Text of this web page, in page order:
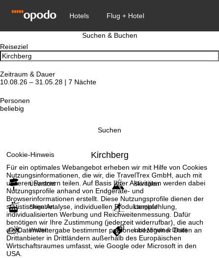
Cookie-Hinweis
Für ein optimales Webangebot erheben wir mit Hilfe von Cookies
Nutzungsinformationen, die wir, die TravelTrex GmbH, auch mit
unseren Partnern teilen. Auf Basis Ihrer Aktivitäten werden dabei
Nutzungsprofile anhand von Endgeräte- und
Browserinformationen erstellt. Diese Nutzungsprofile dienen der
statistischen Analyse, individuellen Produktempfehlung,
individualisierten Werbung und Reichweitenmessung. Dafür
benötigen wir Ihre Zustimmung (jederzeit widerrufbar), die auch
die Datenweitergabe bestimmter personenbezogener Daten an
Drittanbieter in Drittländern außerhalb des Europäischen
Wirtschaftsraumes umfasst, wie Google oder Microsoft in den
USA.
Suchen & Buchen
Reiseziel
Zeitraum & Dauer
10.08.26 – 31.05.28 | 7 Nächte
Personen
beliebig
Suchen
Kirchberg
Übersicht Skiregion
Skigebiet Langlauf
Wetter Last-Minute & Deals